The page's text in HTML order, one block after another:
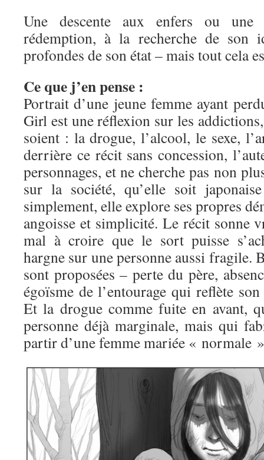
Une descente aux enfers ou une
rédemption, à la recherche de son
profondes de son état – mais tout cela
Ce que j’en pense :
Portrait d’une jeune femme ayant
Girl est une réflexion sur les
soient : la drogue, l’alcool, le sexe,
derrière ce récit sans concession,
personnages, et ne cherche pas non
sur la société, qu’elle soit
simplement, elle explore ses propres
angoisse et simplicité. Le récit sonne
mal à croire que le sort puisse
hargne sur une personne aussi fragile.
sont proposées – perte du père,
égoïsme de l’entourage qui reflète
Et la drogue comme fuite en avant,
personne déjà marginale, mais qui
partir d’une femme mariée « normale